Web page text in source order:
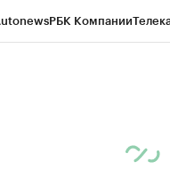
РБК Компании